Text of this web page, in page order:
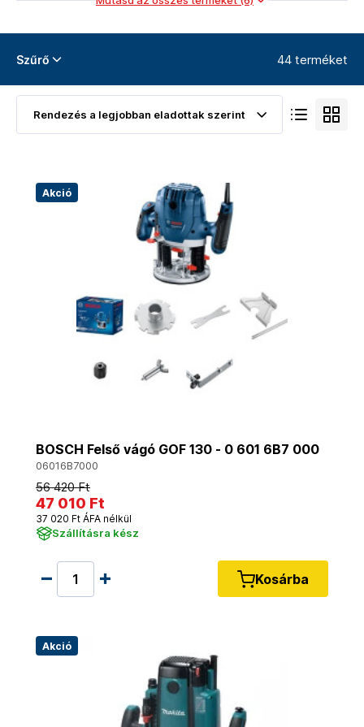
Szűrő 44 terméket
Akció
BOSCH Felső vágó GOF 130 - 0 601 6B7 000
06016B7000
56 420 Ft
47 010 Ft
37 020 Ft ÁFA nélkül
Szállításra kész
Kosárba
Akció